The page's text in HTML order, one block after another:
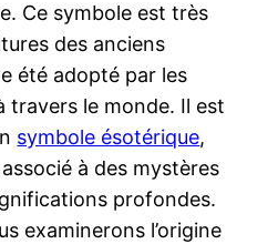
Ce symbole est très
des anciens
été adopté par les
travers le monde. Il est
symbole ésotérique,
associé à des mystères
profondes.
examinerons l’origine